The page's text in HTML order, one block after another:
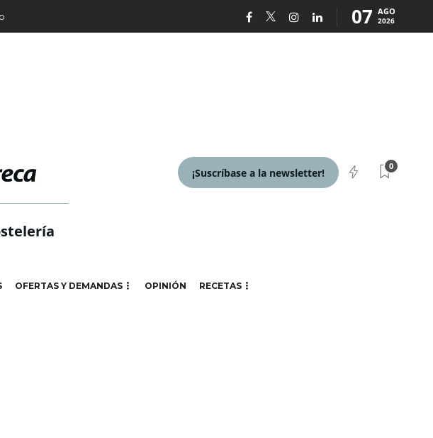
07 AGO
2026
¡Suscríbase a la newsletter!
0
OFERTAS Y DEMANDAS OPINIÓN RECETAS